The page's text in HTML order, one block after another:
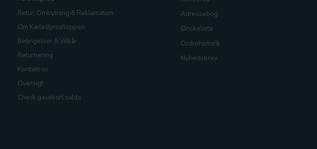
Retur, Ombytning & Reklamation
Om Kæledyrsshoppen
Betingelser & Vilkår
Returnering
Kontakt os
Oversigt
Check gavekort saldo
Adressebog
Ønskeliste
Ordrehistorik
Nyhedsbrev